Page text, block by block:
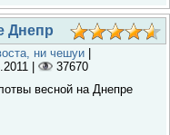
Днепр
ни чешуи
37670
весной на Днепре